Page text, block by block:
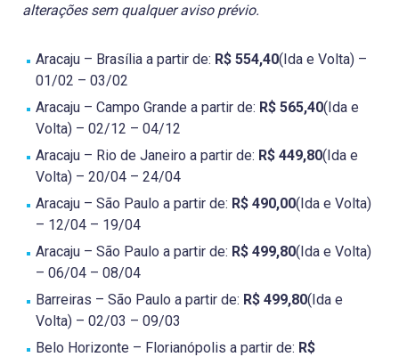
alterações sem qualquer aviso prévio.
Aracaju – Brasília a partir de: R$ 554,40(Ida e Volta) –
01/02 – 03/02
Aracaju – Campo Grande a partir de: R$ 565,40(Ida e
Volta) – 02/12 – 04/12
Aracaju – Rio de Janeiro a partir de: R$ 449,80(Ida e
Volta) – 20/04 – 24/04
Aracaju – São Paulo a partir de: R$ 490,00(Ida e Volta)
– 12/04 – 19/04
Aracaju – São Paulo a partir de: R$ 499,80(Ida e Volta)
– 06/04 – 08/04
Barreiras – São Paulo a partir de: R$ 499,80(Ida e
Volta) – 02/03 – 09/03
Belo Horizonte – Florianópolis a partir de: R$